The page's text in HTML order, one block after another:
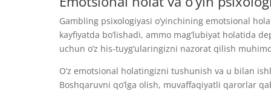
Gambling psixologiyasi o’yinchining emotsional
kayfiyatda bo’lishadi, ammo mag’lubiyat holatida
uchun o’z his-tuyg’ularingizni nazorat qilish
O’z emotsional holatingizni tushunish va u bilan
Boshqaruvni qo’lga olish, muvaffaqiyatli qarorlar